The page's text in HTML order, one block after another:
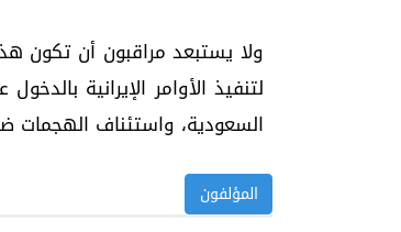
ولا يستبعد مراقبون أن تكون
لتنفيذ الأوامر الإيرانية
السعودية، واستئناف الهجمات
المؤلفون